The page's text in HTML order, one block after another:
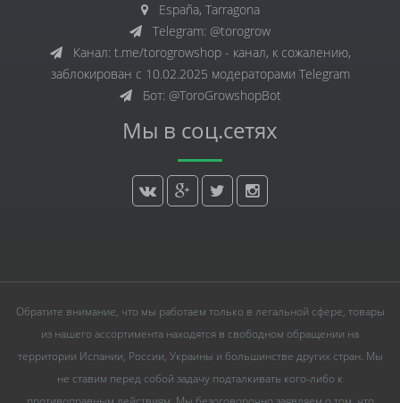
España, Tarragona
Telegram: @torogrow
Канал: t.me/torogrowshop - канал, к сожалению,
заблокирован с 10.02.2025 модераторами Telegram
Бот: @ToroGrowshopBot
Мы в соц.сетях
Обратите внимание, что мы работаем только в легальной сфере, товары
из нашего ассортимента находятся в свободном обращении на
территории Испании, России, Украины и большинстве других стран. Мы
не ставим перед собой задачу подталкивать кого-либо к